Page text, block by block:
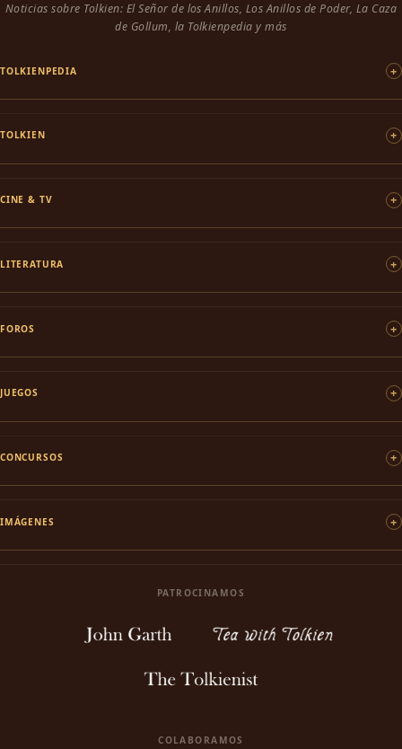
Noticias sobre Tolkien: El Señor de los Anillos, Los Anillos de Poder, La Caza
de Gollum, la Tolkienpedia y más
TOLKIENPEDIA
TOLKIEN
CINE & TV
LITERATURA
FOROS
JUEGOS
CONCURSOS
IMÁGENES
PATROCINAMOS
COLABORAMOS